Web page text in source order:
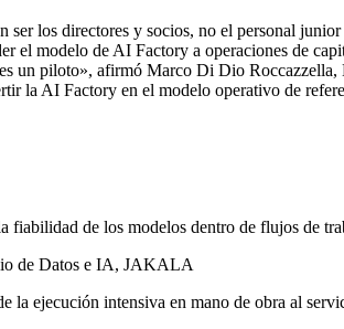
los directores y socios, no el personal
modelo de AI Factory a operaciones de
un piloto», afirmó Marco Di Dio
la AI Factory en el modelo operativo de
de los modelos dentro de flujos de
de Datos e IA, JAKALA
la ejecución intensiva en mano de obra al